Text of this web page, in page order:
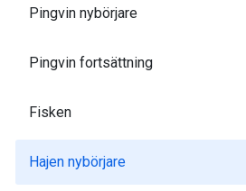
Pingvin nybörjare
Pingvin fortsättning
Fisken
Hajen nybörjare